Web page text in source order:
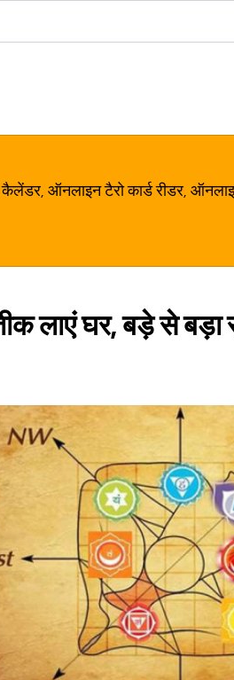
ऑनलाइन टैरो कार्ड रीडर,
लाएं घर, बड़े से बड़ा